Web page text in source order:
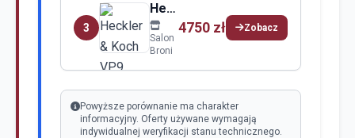
3
Heckler Heckler & Koch VP9
Salon
Broni
4750 zł Zobacz
Powyższe porównanie ma charakter
informacyjny. Oferty używane wymagają
indywidualnej weryfikacji stanu technicznego.